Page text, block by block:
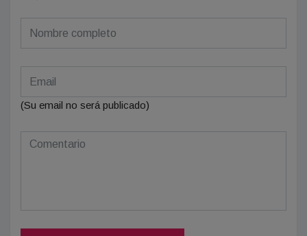
(Su email no será publicado)